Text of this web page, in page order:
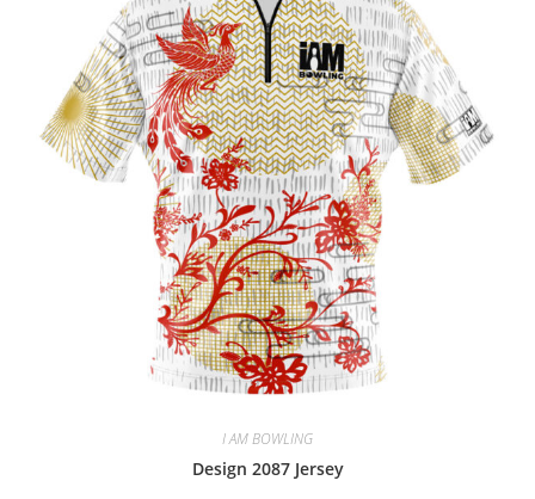
I AM BOWLING
Design 2087 Jersey